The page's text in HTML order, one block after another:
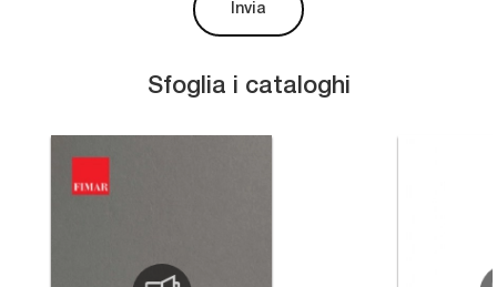
Sfoglia i cataloghi
Invia